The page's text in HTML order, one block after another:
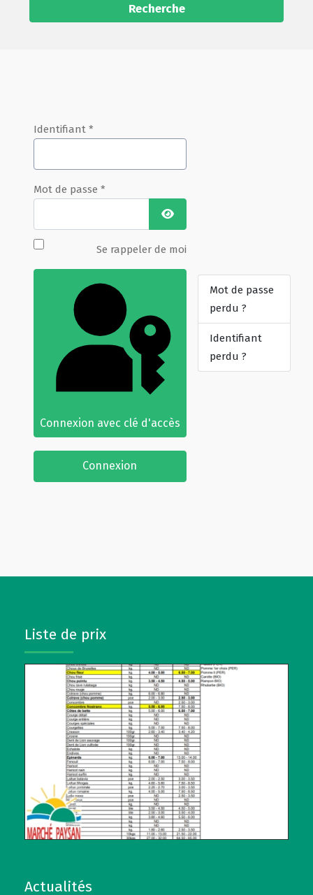
Recherche
Liste de prix
Actualités
Identifiant *
Mot de passe *
Afficher le mot de passe
Se rappeler de moi
Connexion avec clé d'accès
Connexion
Mot de passe
perdu ?
Identifiant
perdu ?